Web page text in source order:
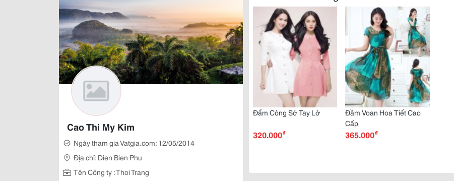
Cao Thi My Kim
Ngày tham gia Vatgia.com: 12/05/2014
Địa chỉ: Dien Bien Phu
Tên Công ty : Thoi Trang
Đẩm Công Sở Tay Lở
320.000₫
Đầm Voan Hoa Tiết Cao
Cấp
365.000₫